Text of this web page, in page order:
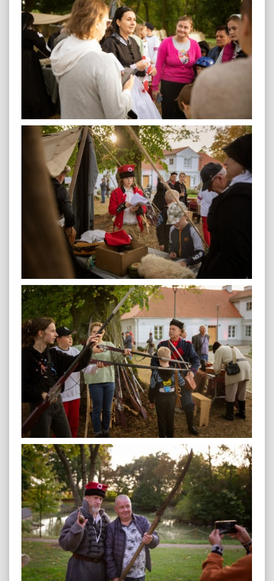
plenerowa-58
plenerowa-60
plenerowa-61